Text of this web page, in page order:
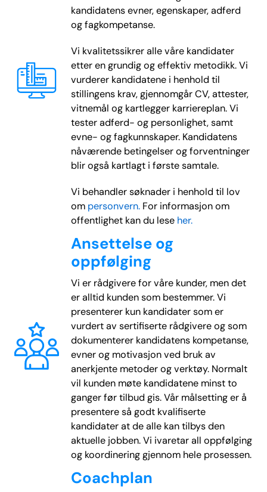
kandidatens evner, egenskaper, adferd
og fagkompetanse.
Vi kvalitetssikrer alle våre kandidater
etter en grundig og effektiv metodikk. Vi
vurderer kandidatene i henhold til
stillingens krav, gjennomgår CV, attester,
vitnemål og kartlegger karriereplan. Vi
tester adferd- og personlighet, samt
evne- og fagkunnskaper. Kandidatens
nåværende betingelser og forventninger
blir også kartlagt i første samtale.
Vi behandler søknader i henhold til lov
om personvern. For informasjon om
offentlighet kan du lese her.
Ansettelse og
oppfølging
Vi er rådgivere for våre kunder, men det
er alltid kunden som bestemmer. Vi
presenterer kun kandidater som er
vurdert av sertifiserte rådgivere og som
dokumenterer kandidatens kompetanse,
evner og motivasjon ved bruk av
anerkjente metoder og verktøy. Normalt
vil kunden møte kandidatene minst to
ganger før tilbud gis. Vår målsetting er å
presentere så godt kvalifiserte
kandidater at de alle kan tilbys den
aktuelle jobben. Vi ivaretar all oppfølging
og koordinering gjennom hele prosessen.
Coachplan